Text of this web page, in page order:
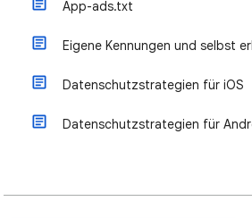
App-ads.txt
Eigene Kennungen und selbst
Datenschutzstrategien für iOS
Datenschutzstrategien für